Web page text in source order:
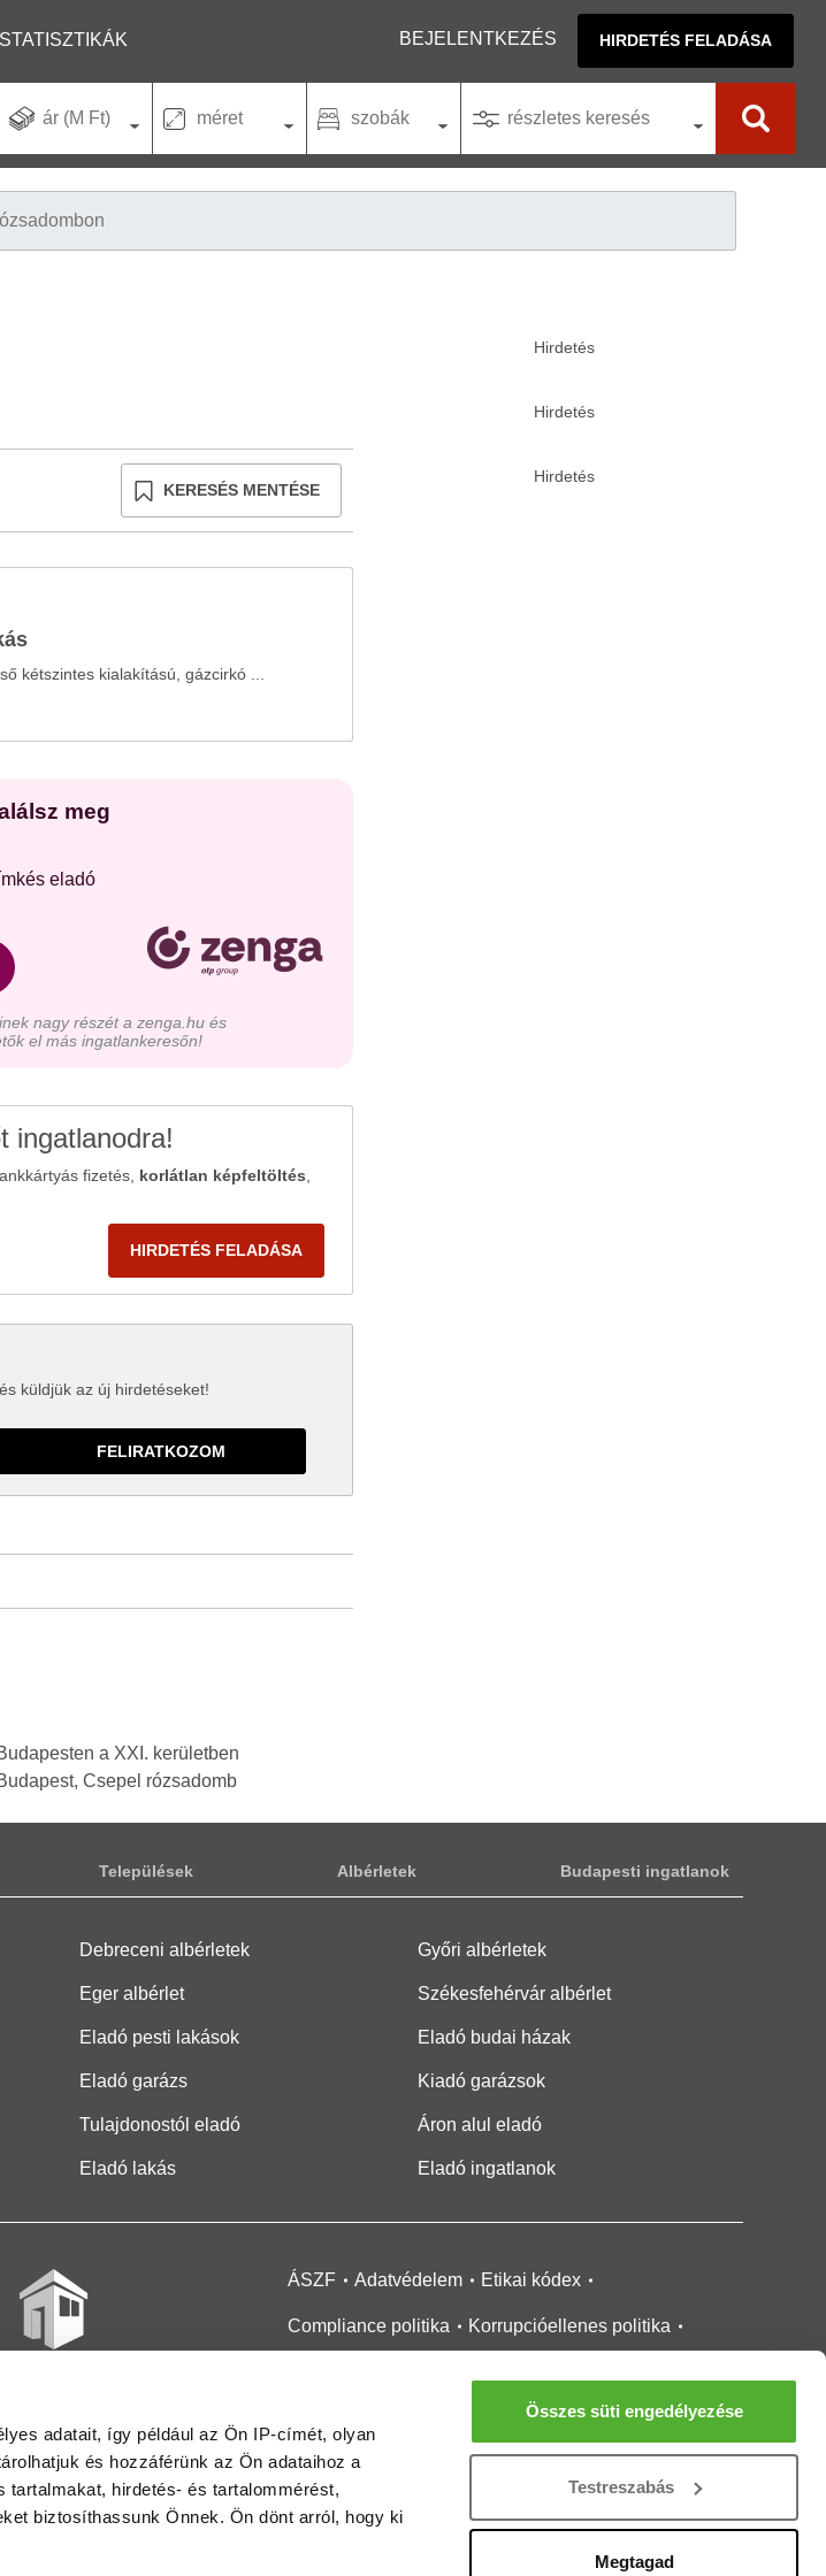
adatait, így például az Ön IP-címét, olyan
és hozzáférünk az Ön adataihoz a
hirdetés- és tartalommérést,
biztosíthassunk Önnek. Ön dönt arról, hogy ki
Összes süti engedélyezése
Testreszabás
Megtagad
STATISZTIKÁK BEJELENTKEZÉS HIRDETÉS FELADÁSA
ár (M Ft) méret szobák részletes keresés
KERESÉS MENTÉSE
kétszintes kialakítású, gázcirkó ...
meg
eladó
nagy részét a zenga.hu és
el más ingatlankeresőn!
ingatlanodra!
fizetés, korlátlan képfeltöltés
HIRDETÉS FELADÁSA
küldjük az új hirdetéseket!
a XXI. kerületben
Csepel rózsadomb
Települések Albérletek Budapesti ingatlanok
Debreceni albérletek Győri albérletek
Eger albérlet Székesfehérvár albérlet
Eladó pesti lakások Eladó budai házak
Eladó garázs Kiadó garázsok
Tulajdonostól eladó Áron alul eladó
Eladó lakás Eladó ingatlanok
ÁSZF Adatvédelem Etikai kódex
Compliance politika Korrupcióellenes politika
Médiaajánlat
Ingatlanközvetítőknek
Magánszemélyeknek
Új építésű lakások